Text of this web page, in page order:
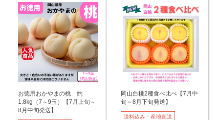
お徳用おかやまの桃 約
1.8kg（7～9玉）【7月上旬～
8月中旬発送】
岡山白桃2種食べ比べ【7月中
旬～8月下旬発送】
送料込み・産地直送